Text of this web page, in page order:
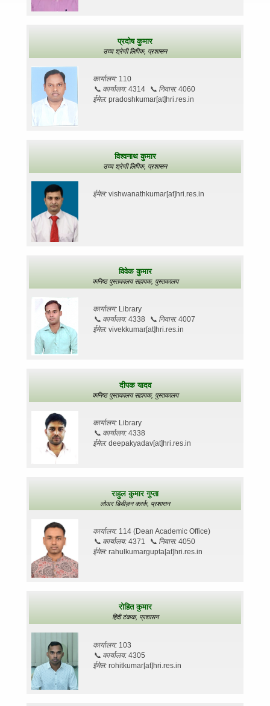
प्रदोष कुमार
उच्च श्रेणी लिपिक, प्रशासन
कार्यालय: 110
📞 कार्यालय:4314 📞 निवास: 4060
ईमेल:pradoshkumar[at]hri.res.in
विश्वनाथ कुमार
उच्च श्रेणी लिपिक, प्रशासन
ईमेल:vishwanathkumar[at]hri.res.in
विवेक कुमार
कनिष्ठ पुस्तकालय सहायक, पुस्तकालय
कार्यालय: Library
📞 कार्यालय:4338 📞 निवास: 4007
ईमेल:vivekkumar[at]hri.res.in
दीपक यादव
कनिष्ठ पुस्तकालय सहायक, पुस्तकालय
कार्यालय: Library
📞 कार्यालय:4338
ईमेल:deepakyadav[at]hri.res.in
राहुल कुमार गुप्ता
लोअर डिवीज़न क्लर्क, प्रशासन
कार्यालय: 114 (Dean Academic Office)
📞 कार्यालय:4371 📞 निवास: 4050
ईमेल:rahulkumargupta[at]hri.res.in
रोहित कुमार
हिंदी टंकक, प्रशासन
कार्यालय: 103
📞 कार्यालय:4305
ईमेल:rohitkumar[at]hri.res.in